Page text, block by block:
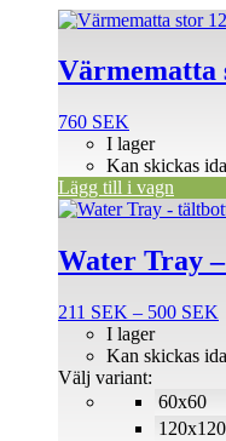
Värmematta
760 SEK
I lager
Kan skickas
Lägg till i vagn
Water Tray
211 SEK – 500 SEK
60x60
120x120
I lager
Kan skickas
Välj variant:
Den
produkten
har
varianter.
olika
alternativen